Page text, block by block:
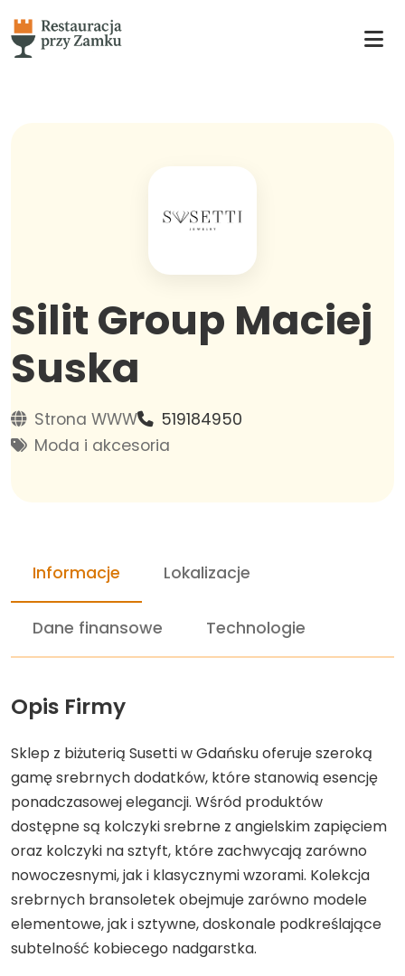
Silit Group Maciej
Suska
Strona WWW
519184950
Moda i akcesoria
Informacje Lokalizacje
Dane finansowe Technologie
Opis Firmy
Sklep z biżuterią Susetti w Gdańsku oferuje szeroką
gamę srebrnych dodatków, które stanowią esencję
ponadczasowej elegancji. Wśród produktów
dostępne są kolczyki srebrne z angielskim zapięciem
oraz kolczyki na sztyft, które zachwycają zarówno
nowoczesnymi, jak i klasycznymi wzorami. Kolekcja
srebrnych bransoletek obejmuje zarówno modele
elementowe, jak i sztywne, doskonale podkreślające
subtelność kobiecego nadgarstka.